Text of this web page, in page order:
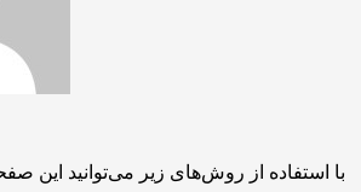
با استفاده از روش‌های زیر می‌توانید این